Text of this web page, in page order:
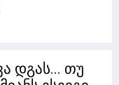
დგას... თუ